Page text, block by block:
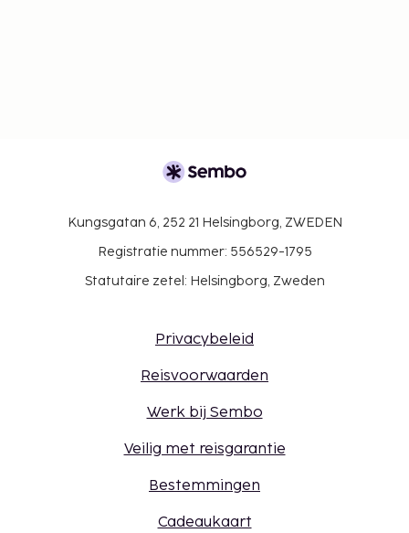
Kungsgatan 6, 252 21 Helsingborg, ZWEDEN
Registratie nummer: 556529-1795
Statutaire zetel: Helsingborg, Zweden
Privacybeleid
Reisvoorwaarden
Werk bij Sembo
Veilig met reisgarantie
Bestemmingen
Cadeaukaart